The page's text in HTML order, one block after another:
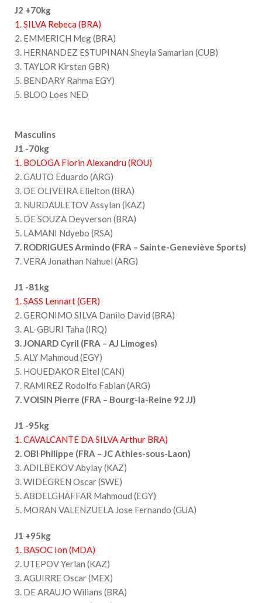
J2 +70kg
1. SILVA Rebeca (BRA)
2. EMMERICH Meg (BRA)
3. HERNANDEZ ESTUPINAN Sheyla Samarian (CUB)
3. TAYLOR Kirsten GBR)
5. BENDARY Rahma EGY)
5. BLOO Loes NED
Masculins
J1 -70kg
1. BOLOGA Florin Alexandru (ROU)
2. GAUTO Eduardo (ARG)
3. DE OLIVEIRA Elielton (BRA)
3. NURDAULETOV Assylan (KAZ)
5. DE SOUZA Deyverson (BRA)
5. LAMANI Ndyebo (RSA)
7. RODRIGUES Armindo (FRA – Sainte-Geneviève Sports)
7. VERA Jonathan Nahuel (ARG)
J1 -81kg
1. SASS Lennart (GER)
2. GERONIMO SILVA Danilo David (BRA)
3. AL-GBURI Taha (IRQ)
3. JONARD Cyril (FRA – AJ Limoges)
5. ALY Mahmoud (EGY)
5. HOUEDAKOR Eitel (CAN)
7. RAMIREZ Rodolfo Fabian (ARG)
7. VOISIN Pierre (FRA – Bourg-la-Reine 92 JJ)
J1 -95kg
1. CAVALCANTE DA SILVA Arthur BRA)
2. OBI Philippe (FRA – JC Athies-sous-Laon)
3. ADILBEKOV Abylay (KAZ)
3. WIDEGREN Oscar (SWE)
5. ABDELGHAFFAR Mahmoud (EGY)
5. MORAN VALENZUELA Jose Fernando (GUA)
J1 +95kg
1. BASOC Ion (MDA)
2. UTEPOV Yerlan (KAZ)
3. AGUIRRE Oscar (MEX)
3. DE ARAUJO Wilians (BRA)